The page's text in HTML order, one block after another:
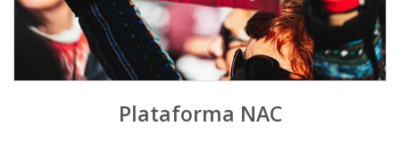
Plataforma NAC